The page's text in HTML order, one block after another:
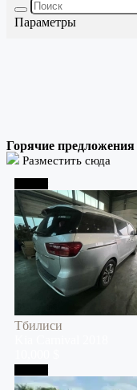
Параметры
Горячие предложения
Разместить сюда
Тбилиси